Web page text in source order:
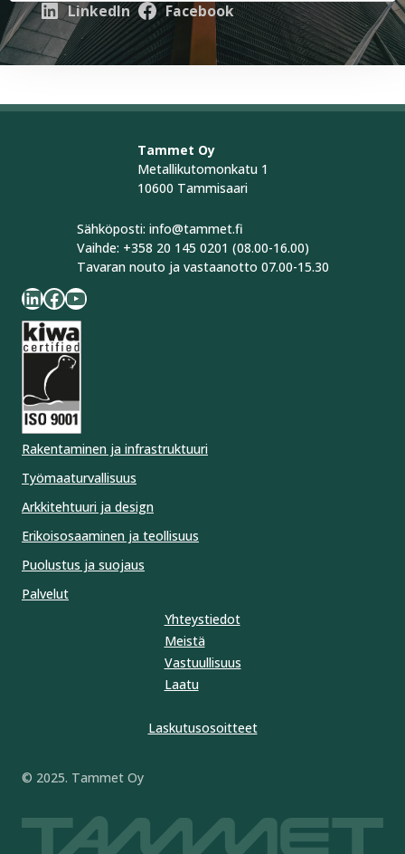
LinkedIn Facebook
Tammet Oy
Metallikutomonkatu 1
10600 Tammisaari
Sähköposti: info@tammet.fi
Vaihde: +358 20 145 0201 (08.00-16.00)
Tavaran nouto ja vastaanotto 07.00-15.30
LinkedIn Facebook YouTube
Rakentaminen ja infrastruktuuri
Työmaaturvallisuus
Arkkitehtuuri ja design
Erikoisosaaminen ja teollisuus
Puolustus ja suojaus
Palvelut
Yhteystiedot
Meistä
Vastuullisuus
Laatu
Laskutusosoitteet
© 2025. Tammet Oy